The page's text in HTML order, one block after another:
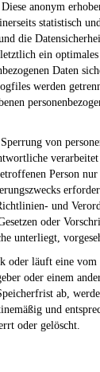
anonym
statistisch
die
ein
Daten
werden
von
Person
und
oder
unterliegt,
oder läuft eine vom
oder einem
ab,
und
oder gelöscht.